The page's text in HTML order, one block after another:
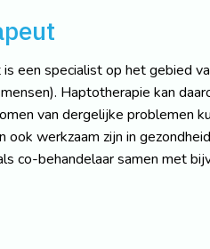
een specialist op het gebied
Haptotherapie kan
van dergelijke problemen
ook werkzaam zijn in
co-behandelaar samen met